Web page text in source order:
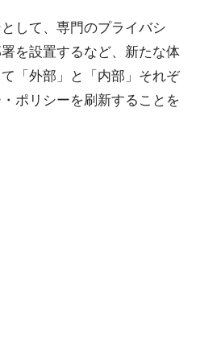
して、専門のプライバシ
を設置するなど、新たな体
「外部」と「内部」それぞ
ポリシーを刷新することを